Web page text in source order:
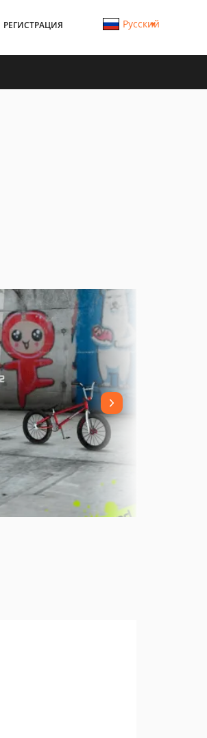
РЕГИСТРАЦИЯ Русский